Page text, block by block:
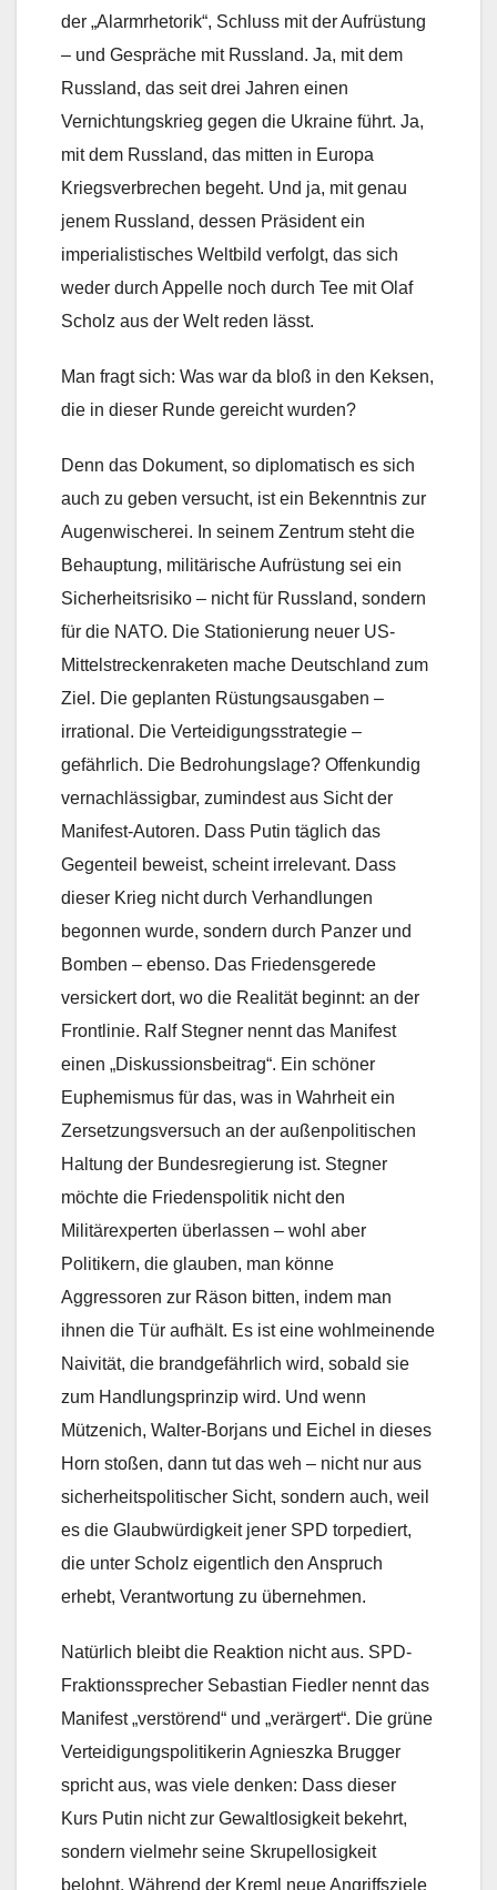
der „Alarmrhetorik“, Schluss mit der Aufrüstung
– und Gespräche mit Russland. Ja, mit dem
Russland, das seit drei Jahren einen
Vernichtungskrieg gegen die Ukraine führt. Ja,
mit dem Russland, das mitten in Europa
Kriegsverbrechen begeht. Und ja, mit genau
jenem Russland, dessen Präsident ein
imperialistisches Weltbild verfolgt, das sich
weder durch Appelle noch durch Tee mit Olaf
Scholz aus der Welt reden lässt.
Man fragt sich: Was war da bloß in den Keksen,
die in dieser Runde gereicht wurden?
Denn das Dokument, so diplomatisch es sich
auch zu geben versucht, ist ein Bekenntnis zur
Augenwischerei. In seinem Zentrum steht die
Behauptung, militärische Aufrüstung sei ein
Sicherheitsrisiko – nicht für Russland, sondern
für die NATO. Die Stationierung neuer US-
Mittelstreckenraketen mache Deutschland zum
Ziel. Die geplanten Rüstungsausgaben –
irrational. Die Verteidigungsstrategie –
gefährlich. Die Bedrohungslage? Offenkundig
vernachlässigbar, zumindest aus Sicht der
Manifest-Autoren. Dass Putin täglich das
Gegenteil beweist, scheint irrelevant. Dass
dieser Krieg nicht durch Verhandlungen
begonnen wurde, sondern durch Panzer und
Bomben – ebenso. Das Friedensgerede
versickert dort, wo die Realität beginnt: an der
Frontlinie. Ralf Stegner nennt das Manifest
einen „Diskussionsbeitrag“. Ein schöner
Euphemismus für das, was in Wahrheit ein
Zersetzungsversuch an der außenpolitischen
Haltung der Bundesregierung ist. Stegner
möchte die Friedenspolitik nicht den
Militärexperten überlassen – wohl aber
Politikern, die glauben, man könne
Aggressoren zur Räson bitten, indem man
ihnen die Tür aufhält. Es ist eine wohlmeinende
Naivität, die brandgefährlich wird, sobald sie
zum Handlungsprinzip wird. Und wenn
Mützenich, Walter-Borjans und Eichel in dieses
Horn stoßen, dann tut das weh – nicht nur aus
sicherheitspolitischer Sicht, sondern auch, weil
es die Glaubwürdigkeit jener SPD torpediert,
die unter Scholz eigentlich den Anspruch
erhebt, Verantwortung zu übernehmen.
Natürlich bleibt die Reaktion nicht aus. SPD-
Fraktionssprecher Sebastian Fiedler nennt das
Manifest „verstörend“ und „verärgert“. Die grüne
Verteidigungspolitikerin Agnieszka Brugger
spricht aus, was viele denken: Dass dieser
Kurs Putin nicht zur Gewaltlosigkeit bekehrt,
sondern vielmehr seine Skrupellosigkeit
belohnt. Während der Kreml neue Angriffsziele